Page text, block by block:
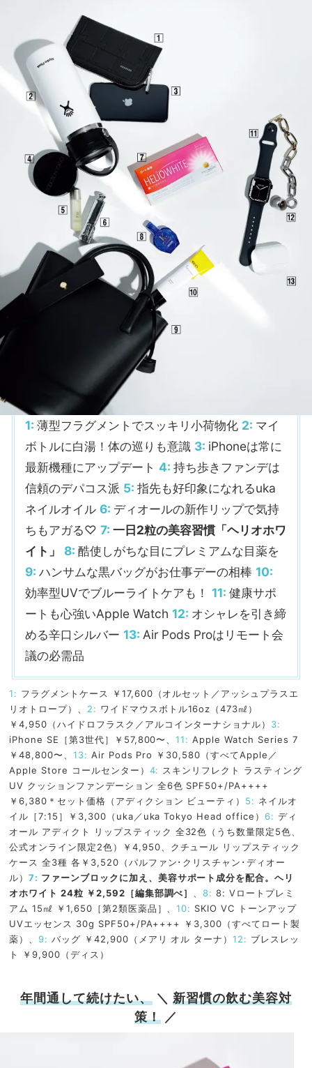
1: 薄型フラグメントでスッキリ小荷物化 2: マイ
ボトルに白湯！体の巡りも意識 3: iPhoneは常に
最新機種にアップデート4: 持ち歩きファンデは
信頼のデパコス派 5: 指先も好印象になれるuka
ネイルオイル6: ディオールの新作リップで気持
ちもアガる♡7: 一日2粒の美容習慣「ヘリオホワ
イト」
8: 酷使しがちな目にプレミアムな目薬を
9: ハンサムな黒バッグがお仕事デーの相棒 10:
効率型UVでブルーライトケアも！ 11: 健康サポ
ートも心強いApple Watch 12: オシャレを引き締
める辛口シルバー 13: Air Pods Proはリモート会
議の必需品
1: フラグメントケース ￥17,600（オルセット／アッシュプラスエ
リオトロープ）、 2: ワイドマウスボトル16oz（473㎖）
￥4,950（ハイドロフラスク／アルコインターナショナル） 3:
iPhone SE［第3世代］￥57,800〜、11: Apple Watch Series 7
￥48,800〜、 13: Air Pods Pro ￥30,580（すべてApple／
Apple Store コールセンター） 4: スキンリフレクト ラスティング
UV クッションファンデーション 全6色 SPF50+/PA++++
￥6,380＊セット価格（アディクション ビューティ） 5: ネイルオ
イル［7:15］￥3,300（uka／uka Tokyo Head office） 6: ディ
オール アディクト リップスティック 全32色（うち数量限定5色、
公式オンライン限定2色）￥4,950、クチュール リップスティック
ケース 全3種 各￥3,520（パルファン･クリスチャン･ディオー
ル） 7: ファーンブロックに加え、美容サポート成分を配合。ヘリ
オホワイト 24粒 ￥2,592［編集部調べ］
、8: 8: Vロートプレミ
アム 15㎖ ￥1,650［第2類医薬品］、10: SKIO VC トーンアップ
UVエッセンス 30g SPF50+/PA++++ ￥3,300（すべてロート製
薬）、 9: バッグ ￥42,900（メアリ オル ターナ）12: ブレスレッ
ト ￥9,900（ディス）
年間通して続けたい、 ＼ 新習慣の飲む美容対
策！ ／